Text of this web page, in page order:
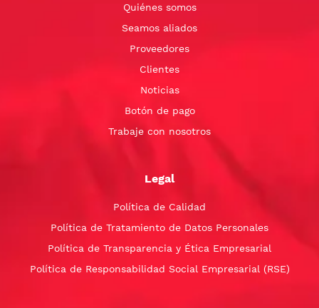
Quiénes somos
Seamos aliados
Proveedores
Clientes
Noticias
Botón de pago
Trabaje con nosotros
Legal
Política de Calidad
Política de Tratamiento de Datos Personales
Política de Transparencia y Ética Empresarial
Política de Responsabilidad Social Empresarial (RSE)